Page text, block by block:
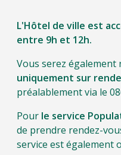
L'Hôtel de ville est
entre 9h et 12h.
Vous serez également
uniquement sur
préalablement via le
Pour le service
de prendre rendez-
service est également